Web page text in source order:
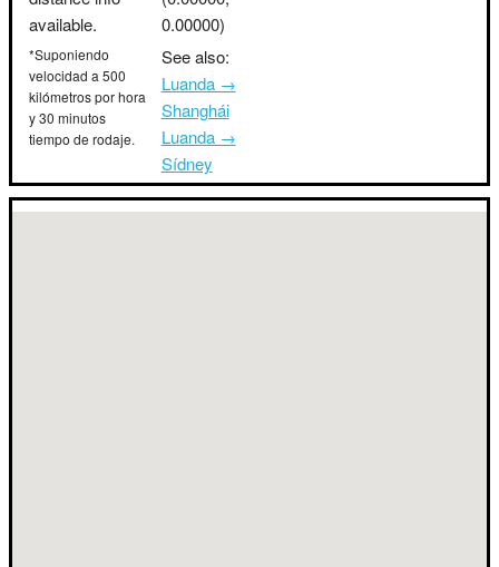
available.
*Suponiendo
velocidad a 500
kilómetros por hora
y 30 minutos
tiempo de rodaje.
0.00000)
See also:
Luanda →
Shanghái
Luanda →
Sídney